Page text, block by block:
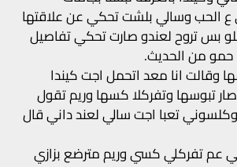
الحب وسالي بلشت تحكي عن علاقتها
بس تروح لعندو صارت تحكي تفاصيل
حمو من الحديث.
وقالت انا معد اتحمل اجت كيندا
تبوسها وتفركلا كسها وريم تقول
تعبا اجت سالي لعند داني قال
عم تفركلي كسي وريم مترضع بزازي